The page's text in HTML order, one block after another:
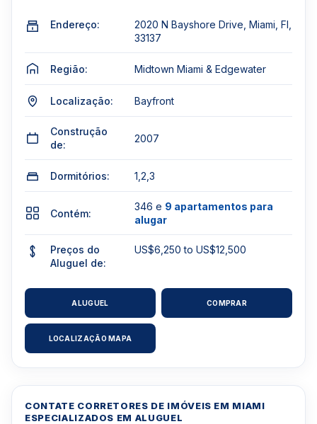
Endereço:
2020 N Bayshore Drive, Miami, Fl,
33137
Região: Midtown Miami & Edgewater
Localização: Bayfront
Construção
de:
2007
Dormitórios: 1,2,3
Contém:
346 e 9 apartamentos para
alugar
Preços do
Aluguel de:
US$6,250 to US$12,500
ALUGUEL COMPRAR
LOCALIZAÇÃO MAPA
CONTATE CORRETORES DE IMÓVEIS EM MIAMI
ESPECIALIZADOS EM ALUGUEL